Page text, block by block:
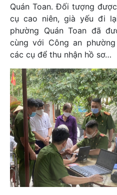
Quán Toan. Đối tượng
cụ cao niên, già yếu đi
phường Quán Toan đã
cùng với Công an
các cụ để thu nhận hồ sơ…